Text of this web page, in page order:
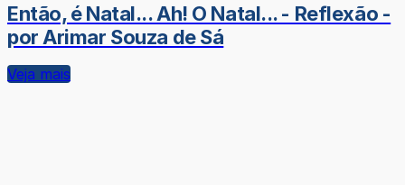
Então, é Natal... Ah! O Natal... - Reflexão -
por Arimar Souza de Sá
Veja mais